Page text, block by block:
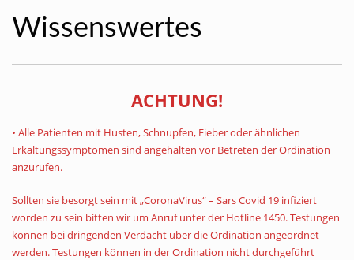
Wissenswertes
ACHTUNG!
• Alle Patienten mit Husten, Schnupfen, Fieber oder ähnlichen
Erkältungssymptomen sind angehalten vor Betreten der Ordination
anzurufen.
Sollten sie besorgt sein mit „CoronaVirus“ – Sars Covid 19 infiziert
worden zu sein bitten wir um Anruf unter der Hotline 1450. Testungen
können bei dringenden Verdacht über die Ordination angeordnet
werden. Testungen können in der Ordination nicht durchgeführt